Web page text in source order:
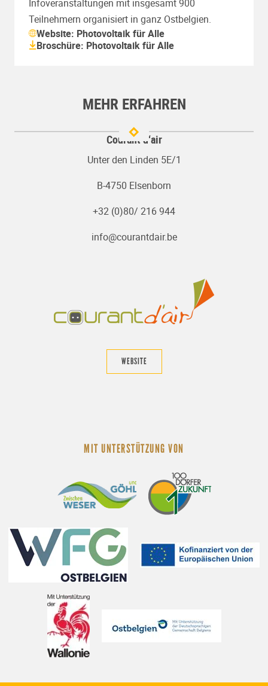
Infoveranstaltungen mit insgesamt 900
Teilnehmern organisiert in ganz Ostbelgien.
Website: Photovoltaik für Alle
Broschüre: Photovoltaik für Alle
MEHR ERFAHREN
Courant d‘air
Unter den Linden 5E/1
B-4750 Elsenborn
+32 (0)80/ 216 944
info@courantdair.be
WEBSITE
MIT UNTERSTÜTZUNG VON